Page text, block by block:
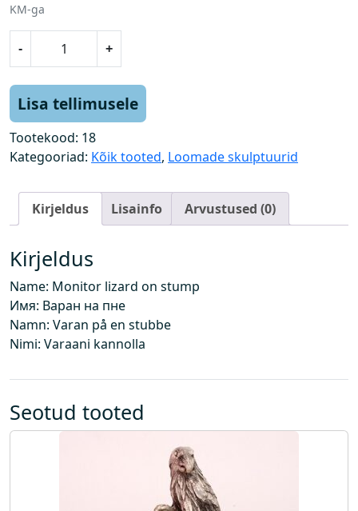
KM-ga
-
a
n
k
u
l
k
o
g
u
s
+
Lisa tellimusele
Tootekood: 18
Kategooriad: Kõik tooted, Loomade skulptuurid
Kirjeldus Lisainfo Arvustused (0)
Kirjeldus
Name: Monitor lizard on stump
Имя: Варан на пне
Namn: Varan på en stubbe
Nimi: Varaani kannolla
Seotud tooted